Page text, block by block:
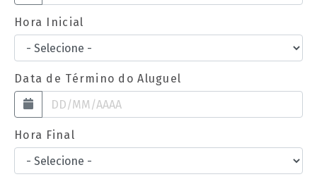
Hora Inicial
Data de Término do Aluguel
Hora Final